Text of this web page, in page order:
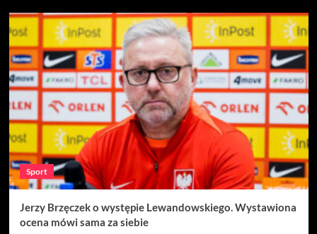
Sport
Jerzy Brzęczek o występie Lewandowskiego. Wystawiona
ocena mówi sama za siebie